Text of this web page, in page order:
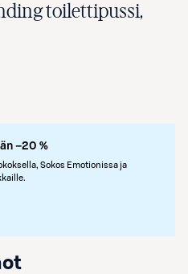
toilettipussi,
–20 %
Sokos Emotionissa ja